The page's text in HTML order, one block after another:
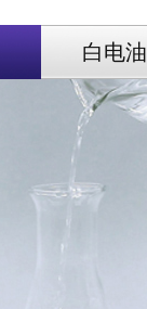
白电油